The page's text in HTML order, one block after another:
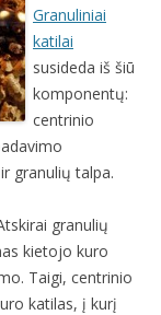
Granuliniai
katilai
susideda iš šiū
komponentų:
centrinio
granulių talpa.
granulių
kietojo kuro
Taigi, centrinio
katilas, į kurį